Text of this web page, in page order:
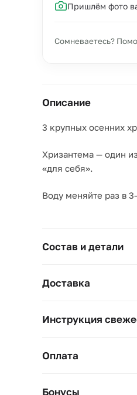
Пришлём фото
Сомневаетесь?
Описание
3 крупных осенних
Хризантема — один
«для себя».
Воду меняйте раз в
Состав и детали
Доставка
Инструкция
Оплата
Бонусы